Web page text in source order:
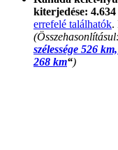
kiterjedése:
errefelé találhatók.
(Összehasonlításul:
szélessége 526
268 km“)